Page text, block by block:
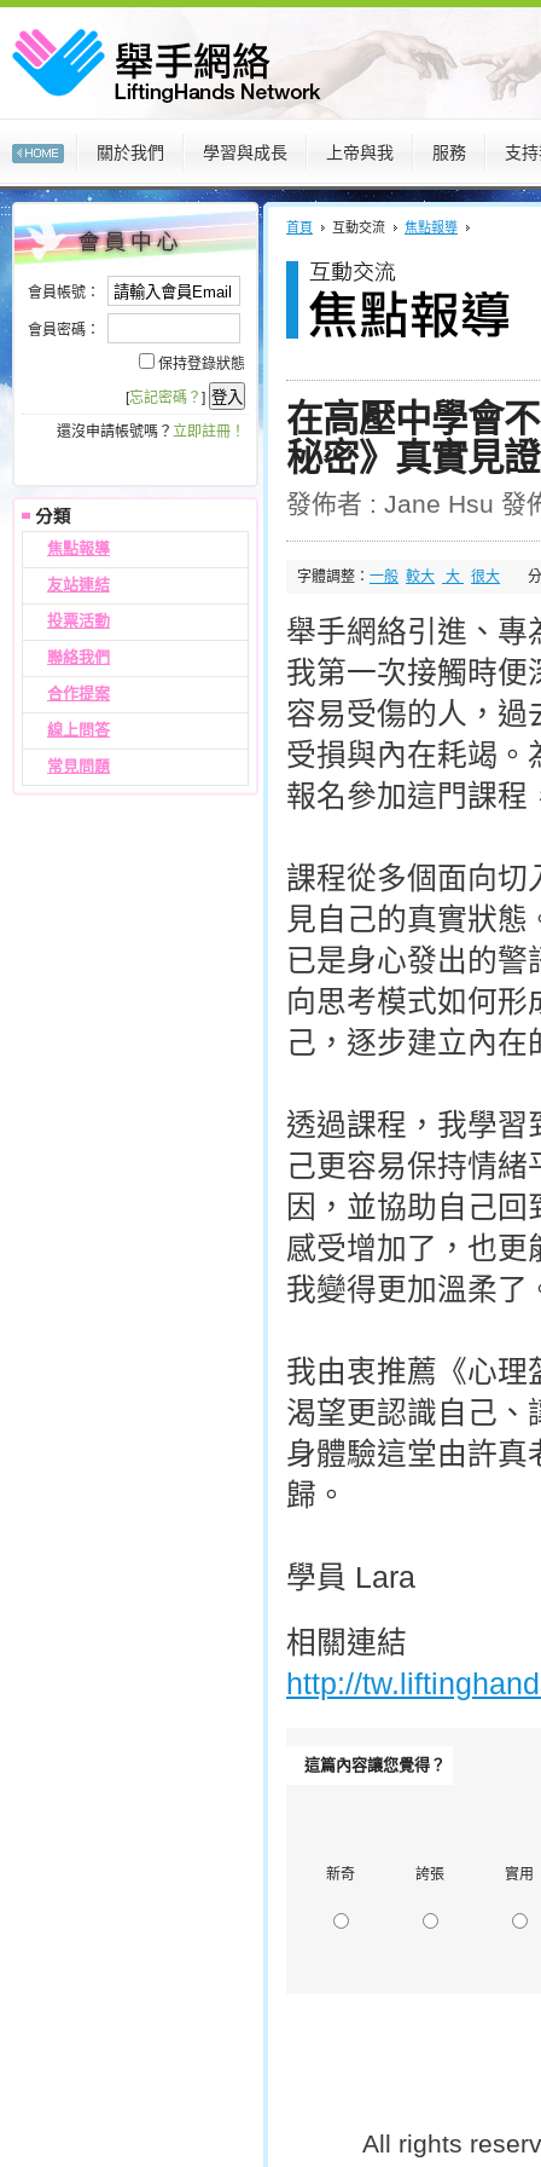
關於我們 學習與成長 上帝與我 服務 支
:::
會員帳號：
會員密碼：
保持登錄狀態
[忘記密碼？ ]
還沒申請帳號嗎？ 立即註冊！
焦點報導
友站連結
投票活動
聯絡我們
合作提案
線上問答
常見問題
:::
首頁 互動交流 焦點報導
在高壓中學會
秘密》真實見證
發佈者 : Jane Hsu 發
字體調整： 一般 較大 大 很大
舉手網絡引進、專
我第一次接觸時便
容易受傷的人，過
受損與內在耗竭。
報名參加這門課程
課程從多個面向切
見自己的真實狀
已是身心發出的
向思考模式如何形
己，逐步建立內在
透過課程，我學習
己更容易保持情
因，並協助自己
感受增加了，也更
我變得更加溫柔了
我由衷推薦《心理
渴望更認識自己、
身體驗這堂由許真
歸。
學員 Lara
相關連結
http://
這篇內容讓您覺得？
新奇 誇張 實用
All rights